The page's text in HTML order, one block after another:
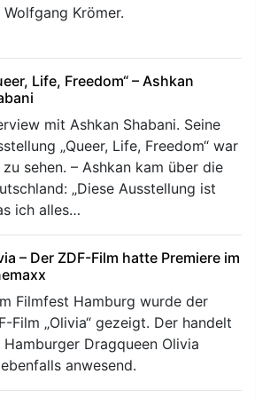
Wolfgang Krömer.
Life, Freedom“ – Ashkan
mit Ashkan Shabani. Seine
„Queer, Life, Freedom“ war
sehen. – Ashkan kam über die
„Diese Ausstellung ist
ich alles…
– Der ZDF-Film hatte Premiere im
Filmfest Hamburg wurde der
Film „Olivia“ gezeigt. Der handelt
Dragqueen Olivia
anwesend.